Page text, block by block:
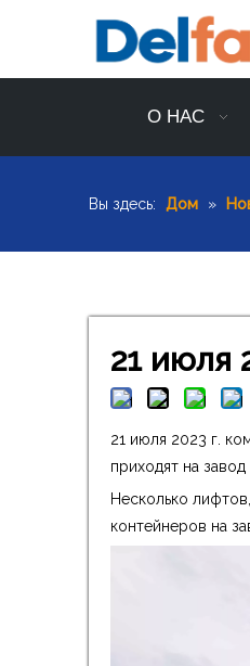
О НАС
Вы здесь: Дом »
21 июля
21 июля 2023 г.
приходят на
Несколько
контейнеров на